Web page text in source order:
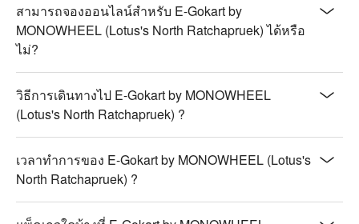
สามารถจองออนไลน์สำหรับ E-Gokart by
MONOWHEEL (Lotus's North Ratchapruek) ได้หรือ
ไม่?
วิธีการเดินทางไป E-Gokart by MONOWHEEL
(Lotus's North Ratchapruek) ?
เวลาทำการของ E-Gokart by MONOWHEEL (Lotus's
North Ratchapruek) ?